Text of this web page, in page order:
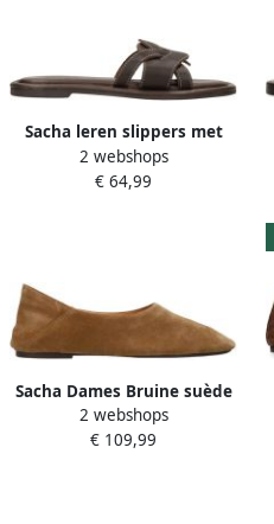
Sacha leren slippers met
contrast stiksels bruin
2 webshops
€ 64,99
Sacha Dames Bruine suède
ballerina's
2 webshops
€ 109,99